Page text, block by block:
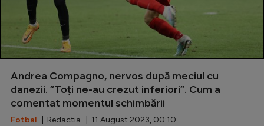
Andrea Compagno, nervos după meciul cu
danezii. ”Toți ne-au crezut inferiori”. Cum a
comentat momentul schimbării
Fotbal | Redactia | 11 August 2023, 00:10